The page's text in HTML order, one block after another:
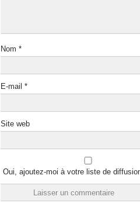
Nom *
E-mail *
Site web
Oui, ajoutez-moi à votre liste de